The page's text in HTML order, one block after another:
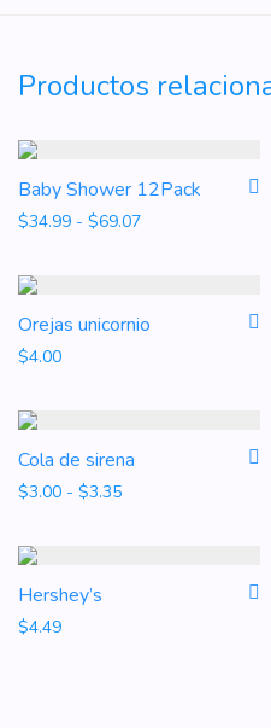
Productos
Baby Shower 12Pack
$34.99 - $69.07Rango de
Orejas unicornio
$4.00
Cola de sirena
$3.00 - $3.35Rango de precios:
Hershey’s
$4.49